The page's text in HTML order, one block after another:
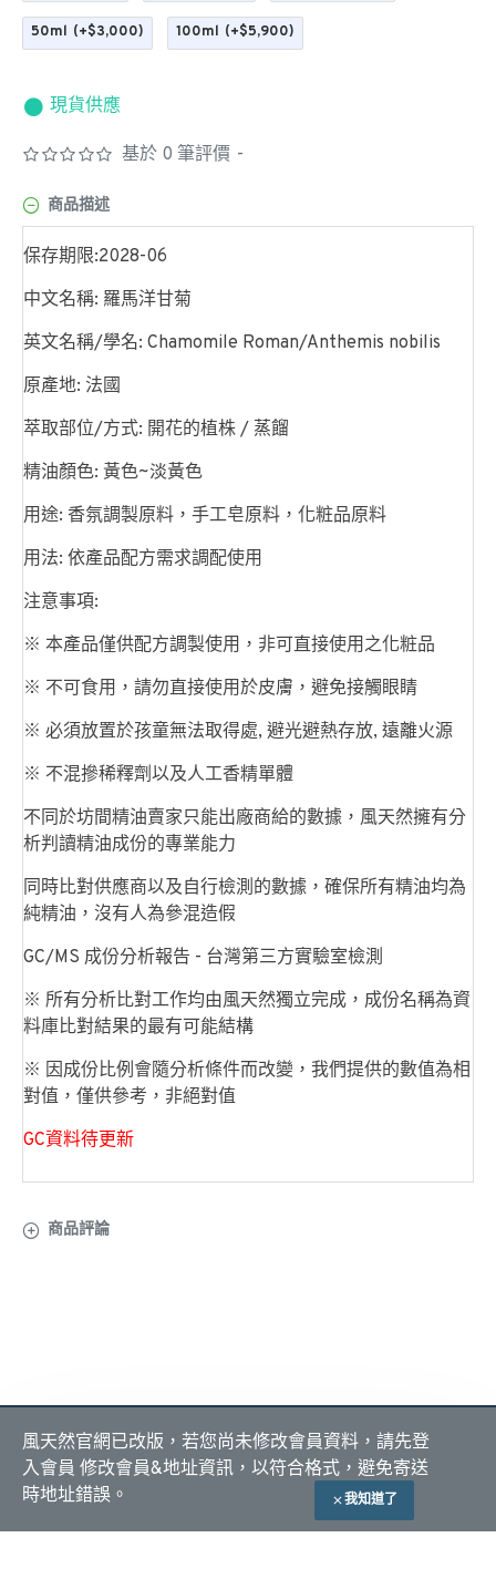
現貨供應
基於 0 筆評價 -
50ml (+$3,000) 100ml (+$5,900)
加入購物車
商品描述
保存期限:2028-06
中文名稱: 羅馬洋甘菊
英文名稱/學名: Chamomile Roman/Anthemis nobilis
原產地: 法國
萃取部位/方式: 開花的植株 / 蒸餾
精油顏色: 黃色~淡黃色
用途: 香氛調製原料，手工皂原料，化粧品原料
用法: 依產品配方需求調配使用
注意事項:
※ 本產品僅供配方調製使用，非可直接使用之化粧品
※ 不可食用，請勿直接使用於皮膚，避免接觸眼睛
※ 必須放置於孩童無法取得處, 避光避熱存放, 遠離火源
※ 不混摻稀釋劑以及人工香精單體
不同於坊間精油賣家只能出廠商給的數據，風天然擁有分
析判讀精油成份的專業能力
同時比對供應商以及自行檢測的數據，確保所有精油均為
純精油，沒有人為參混造假
GC/MS 成份分析報告 - 台灣第三方實驗室檢測
※ 所有分析比對工作均由風天然獨立完成，成份名稱為資
料庫比對結果的最有可能結構
※ 因成份比例會隨分析條件而改變，我們提供的數值為相
對值，僅供參考，非絕對值
GC資料待更新
商品評論
隱私政策
購物須知
我的帳號
貨到付款
ATM 匯款
我知道了
風天然官網已改版，若您尚未修改會員資料，請先登
入會員 修改會員&地址資訊，以符合格式，避免寄送
時地址錯誤。